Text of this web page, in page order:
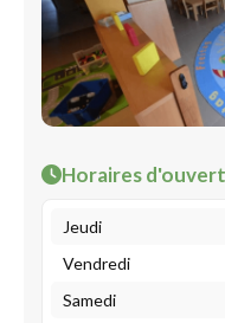
Horaires
Jeudi
Vendredi
Samedi